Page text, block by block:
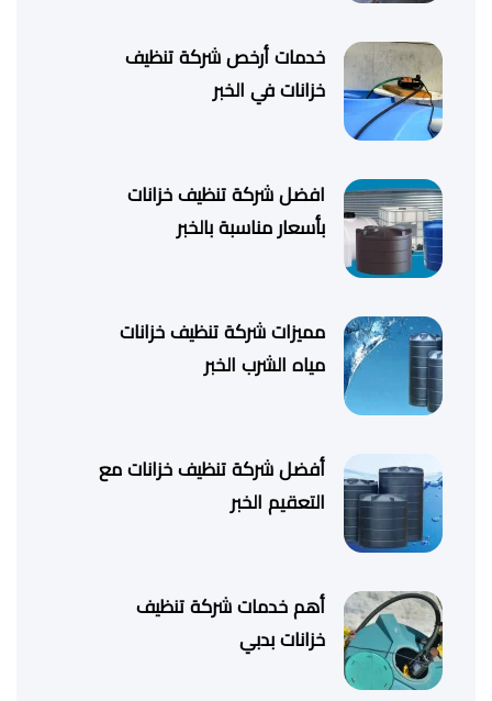
خدمات أرخص شركة تنظيف
خزانات في الخبر
افضل شركة تنظيف خزانات
بأسعار مناسبة بالخبر
مميزات شركة تنظيف خزانات
مياه الشرب الخبر
أفضل شركة تنظيف خزانات مع
التعقيم الخبر
أهم خدمات شركة تنظيف
خزانات بدبي